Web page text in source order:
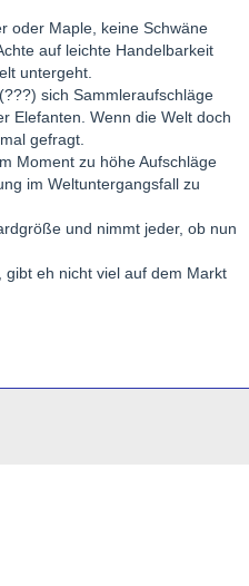
oder Maple, keine Schwäne
auf leichte Handelbarkeit
untergeht.
sich Sammleraufschläge
Elefanten. Wenn die Welt doch
gefragt.
Moment zu höhe Aufschläge
im Weltuntergangsfall zu
und nimmt jeder, ob nun
eh nicht viel auf dem Markt